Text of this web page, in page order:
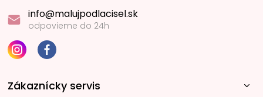
info@malujpodlacisel.sk
odpovieme do 24h
Zákaznícky servis